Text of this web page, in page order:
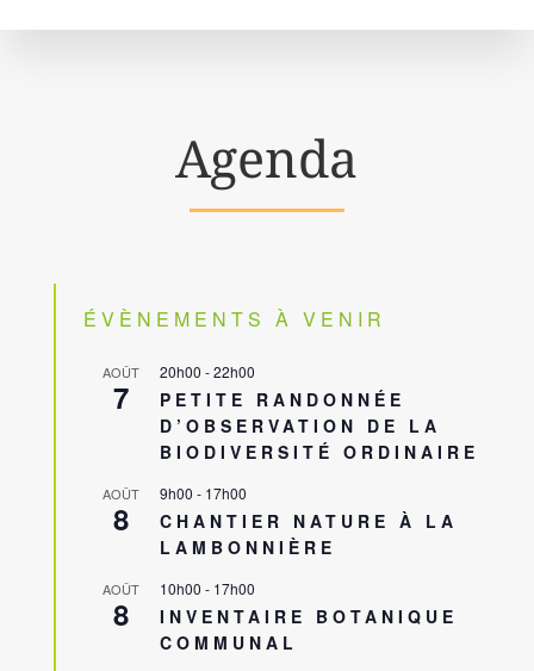
Agenda
ÉVÈNEMENTS À VENIR
AOÛT
7
20h00 -22h00
PETITE RANDONNÉE
D’OBSERVATION DE LA
BIODIVERSITÉ ORDINAIRE
AOÛT
8
9h00 - 17h00
CHANTIER NATURE À LA
LAMBONNIÈRE
AOÛT
8
10h00 - 17h00
INVENTAIRE BOTANIQUE
COMMUNAL